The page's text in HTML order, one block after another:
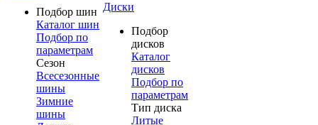
Подбор шин
Каталог шин
Подбор по
параметрам
Сезон
Всесезонные
шины
Зимние
шины
Диски
Подбор
дисков
Каталог
дисков
Подбор по
параметрам
Тип диска
Литые